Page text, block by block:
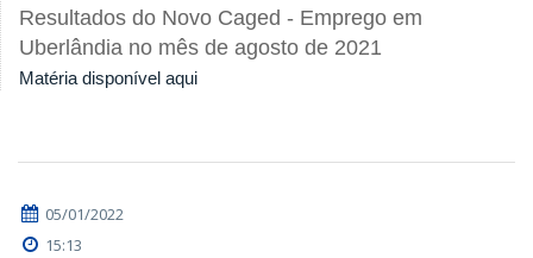
Resultados do Novo Caged - Emprego em
Uberlândia no mês de agosto de 2021
Matéria disponível aqui
05/01/2022
15:13